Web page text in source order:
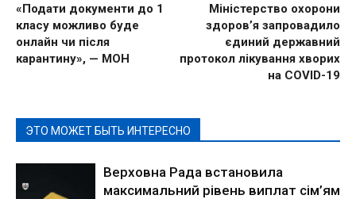
«Подати документи до 1
класу можливо буде
онлайн чи після
карантину», — МОН
Міністерство охорони
здоров’я запровадило
єдиний державний
протокол лікування хворих
на COVID-19
ЭТО МОЖЕТ БЫТЬ ИНТЕРЕСНО
Верховна Рада встановила
максимальний рівень виплат сім’ям